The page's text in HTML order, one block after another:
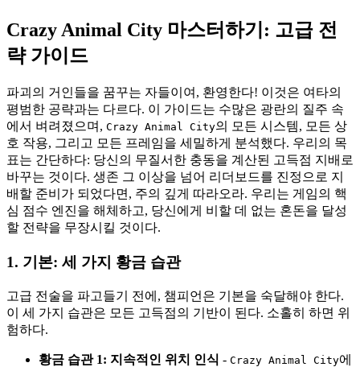
Crazy Animal City 마스터하기: 고급 전
략 가이드
파괴의 거인들을 꿈꾸는 자들이여, 환영한다! 이것은 여타의
평범한 공략과는 다르다. 이 가이드는 수많은 광란의 질주 속
에서 벼려졌으며, Crazy Animal City의 모든 시스템, 모든 상
호 작용, 그리고 모든 프레임을 세밀하게 분석했다. 우리의 목
표는 간단하다: 당신의 무질서한 충동을 계산된 고득점 지배로
바꾸는 것이다. 생존 그 이상을 넘어 리더보드를 진정으로 지
배할 준비가 되었다면, 주의 깊게 따라오라. 우리는 게임의 핵
심 점수 엔진을 해체하고, 당신에게 비할 데 없는 혼돈을 달성
할 전략을 무장시킬 것이다.
1. 기본: 세 가지 황금 습관
고급 전술을 파고들기 전에, 챔피언은 기본을 숙달해야 한다.
이 세 가지 습관은 모든 고득점의 기반이 된다. 소홀히 하면 위
험하다.
황금 습관 1: 지속적인 위치 인식 - Crazy Animal City에